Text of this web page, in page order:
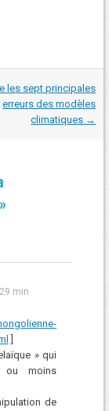
les sept principales
erreurs des modèles
climatiques →
»
min
» qui
ou moins
de